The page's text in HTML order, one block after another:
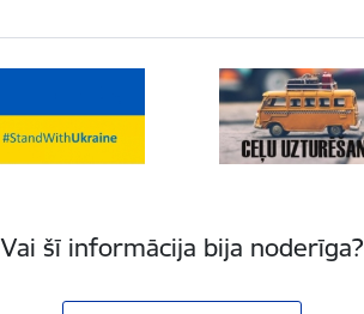
Vai šī informācija bija noderīga?